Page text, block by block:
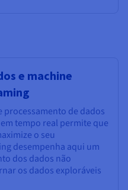
e machine
processamento de dados
tempo real permite que
o seu
desempenha aqui um
dos dados não
os dados exploráveis